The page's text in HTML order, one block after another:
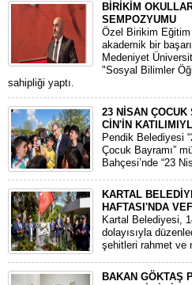
BİRİKİM
SEMPOZYUMU
​Özel Birikim Eğitim
akademik bir
Medeniyet
"Sosyal Bilimler
sahipliği yaptı.
23 NİSAN
CİN'İN
Pendik Belediyesi
Çocuk Bayramı”
Bahçesi’nde “23
KARTAL
HAFTASI'NDA
Kartal Belediyesi,
dolayısıyla
şehitleri rahmet ve
BAKAN GÖKTAŞ